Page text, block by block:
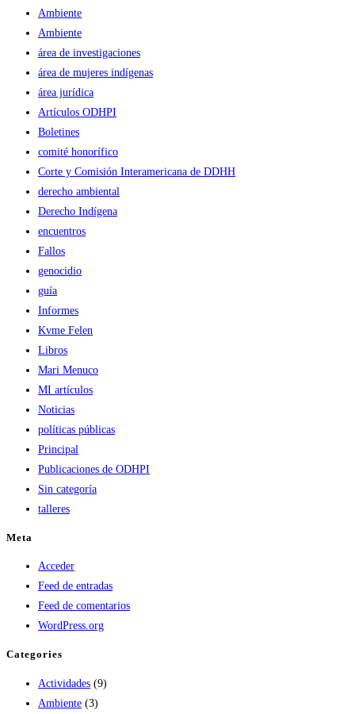
Ambiente
Ambiente
área de investigaciones
área de mujeres indígenas
área jurídica
Artículos ODHPI
Boletines
comité honorífico
Corte y Comisión Interamericana de DDHH
derecho ambiental
Derecho Indígena
encuentros
Fallos
genocidio
guía
Informes
Kvme Felen
Libros
Mari Menuco
MI artículos
Noticias
políticas públicas
Principal
Publicaciones de ODHPI
Sin categoría
talleres
Meta
Acceder
Feed de entradas
Feed de comentarios
WordPress.org
Categories
Actividades (9)
Ambiente (3)